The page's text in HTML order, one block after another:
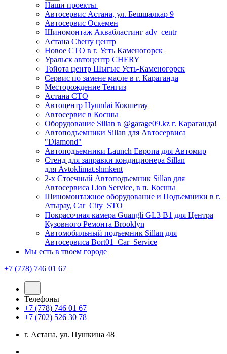
Наши проекты
Автосервис Астана, ул. Бешшалкар 9
Автосервис Оскемен
Шиномонтаж Аквабластинг adv_centr
Астана Cherry центр
Новое СТО в г. Усть Каменогорск
Уральск автоцентр CHERY
Тойота центр Шыгыс Усть-Каменогорск
Сервис по замене масле в г. Караганда
Месторождение Тенгиз
Астана СТО
Автоцентр Hyundai Кокшетау
Автосервис в Косшы
Оборудование Sillan в @garage09.kz г. Караганда!
Автоподъемники Sillan для Автосервиса
"Diamond"
Автоподъемники Launch Европа для Автомир
Стенд для заправки кондиционера Sillan
для Avtoklimat.shmkent
2-х Стоечный Автоподъемник Sillan для
Автосервиса Lion Service, в п. Косшы
Шиномонтажное оборудование и Подъемники в г.
Атырау, Car_City_STO
Покрасочная камера Guangli GL3 B1 для Центра
Кузовного Ремонта Brooklyn
Автомобильный подъемник Sillan для
Автосервиса Bort01_Car_Service
Мы есть в твоем городе
+7 (778) 746 01 67
Телефоны
+7 (778) 746 01 67
+7 (702) 526 30 78
г. Астана, ул. Пушкина 48